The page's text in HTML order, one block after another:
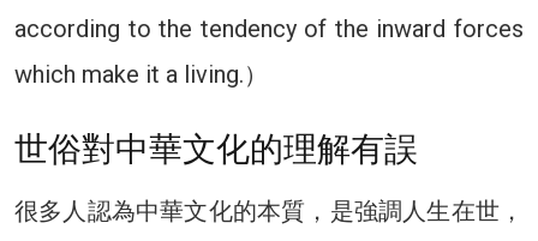
according to the tendency of the inward forces
which make it a living.）
世俗對中華文化的理解有誤
很多人認為中華文化的本質，是強調人生在世，